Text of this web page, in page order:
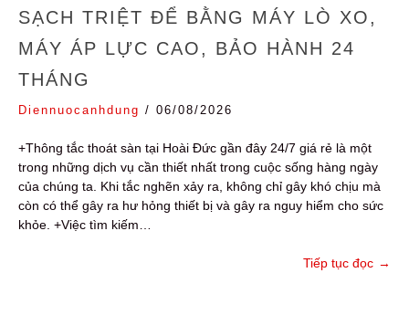
SẠCH TRIỆT ĐỂ BẰNG MÁY LÒ XO,
MÁY ÁP LỰC CAO, BẢO HÀNH 24
THÁNG
Diennuocanhdung / 06/08/2026
+Thông tắc thoát sàn tại Hoài Đức gần đây 24/7 giá rẻ là một
trong những dịch vụ cần thiết nhất trong cuộc sống hàng ngày
của chúng ta. Khi tắc nghẽn xảy ra, không chỉ gây khó chịu mà
còn có thể gây ra hư hỏng thiết bị và gây ra nguy hiểm cho sức
khỏe. +Việc tìm kiếm…
Tiếp tục đọc →